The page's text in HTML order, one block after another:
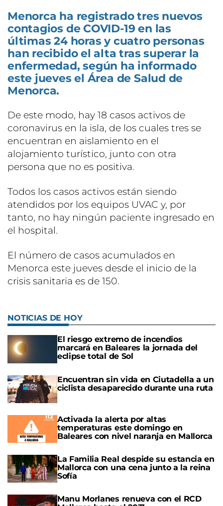
Menorca ha registrado tres nuevos
contagios de COVID-19 en las
últimas 24 horas y cuatro personas
han recibido el alta tras superar la
enfermedad, según ha informado
este jueves el Área de Salud de
Menorca.
De este modo, hay 18 casos activos de
coronavirus en la isla, de los cuales tres se
encuentran en aislamiento en el
alojamiento turístico, junto con otra
persona que no es positiva.
Todos los casos activos están siendo
atendidos por los equipos UVAC y, por
tanto, no hay ningún paciente ingresado en
el hospital.
El número de casos acumulados en
Menorca este jueves desde el inicio de la
crisis sanitaria es de 150.
NOTICIAS DE HOY
El riesgo extremo de incendios
marcará en Baleares la jornada del
eclipse total de Sol
Encuentran sin vida en Ciutadella a un
ciclista desaparecido durante una ruta
Activada la alerta por altas
temperaturas este domingo en
Baleares con nivel naranja en Mallorca
La Familia Real despide su estancia en
Mallorca con una cena junto a la reina
Sofía
Manu Morlanes renueva con el RCD